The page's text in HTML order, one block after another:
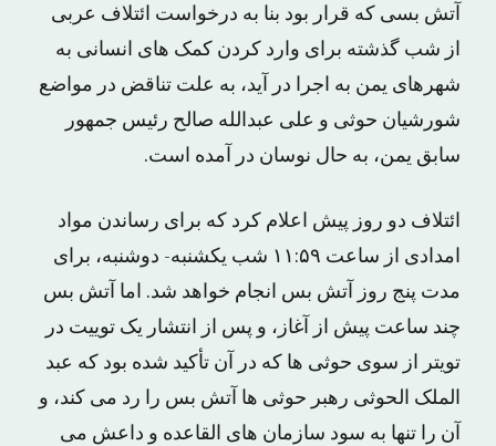
آتش بسی که قرار بود بنا به درخواست ائتلاف عربی
از شب گذشته برای وارد کردن کمک های انسانی به
شهرهای یمن به اجرا در آید، به علت تناقض در مواضع
شورشیان حوثی و علی عبدالله صالح رئیس جمهور
سابق یمن، به حال نوسان در آمده است.
ائتلاف دو روز پیش اعلام کرد که برای رساندن مواد
امدادی از ساعت ۱۱:۵۹ شب یکشنبه- دوشنبه، برای
مدت پنج روز آتش بس انجام خواهد شد. اما آتش بس
چند ساعت پیش از آغاز، و پس از انتشار یک توییت در
تویتر از سوی حوثی ها که در آن تأکید شده بود که عبد
الملک الحوثی رهبر حوثی ها آتش بس را رد می کند، و
آن را تنها به سود سازمان های القاعده و داعش می